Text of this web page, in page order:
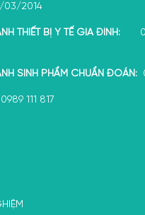
03/2014
THIẾT BỊ Y TẾ GIA ĐÌNH:
SINH PHẨM CHUẨN ĐOÁN:
0989 111 817